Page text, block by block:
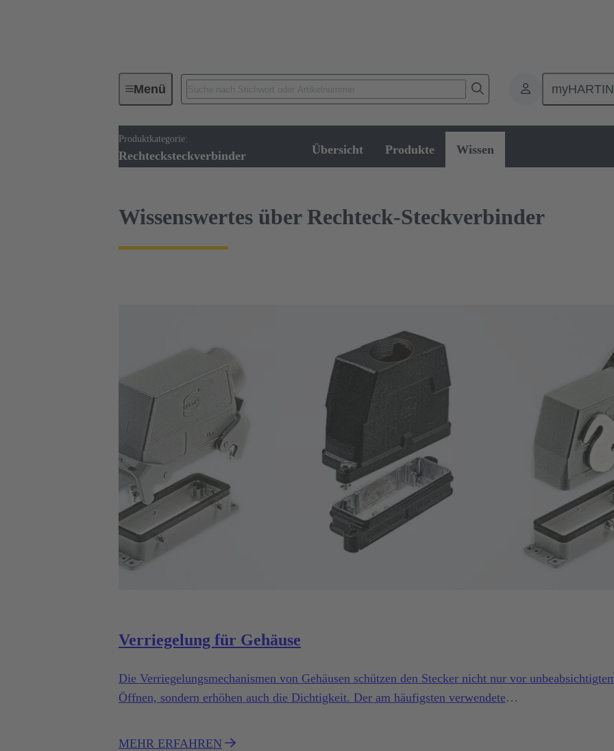
Menü
Produktkategorie:
Rechtecksteckverbinder Übersicht Produkte Wissen
Industrie-Steckverbinder / Han®
Wissenswertes über Rechteck-Steckverbinder
Verriegelung für Gehäuse
Die Verriegelungsmechanismen von Gehäusen schützen den Stecker nicht nur vor
Öffnen, sondern erhöhen auch die Dichtigkeit. Der am häufigsten verwendete
mehrere Mechanismen in verschiedenen Ausführungen, von denen jeder seine Vorteile hat und für
MEHR ERFAHREN